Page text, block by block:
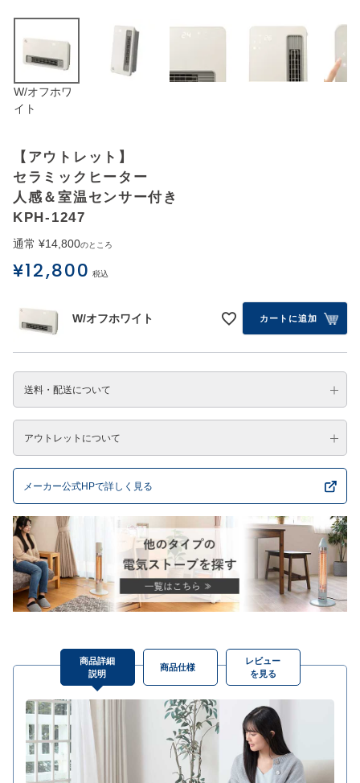
ログイン
お問い合わせ
W/オフホワ
イト
【アウトレット】
セラミックヒーター
人感＆室温センサー付き
KPH-1247
通常 ¥14,800のところ
¥12,800 税込
W/オフホワイト カートに追加
送料・配送について
アウトレットについて
メーカー公式HPで詳しく見る
商品詳細
説明
商品仕様
レビュー
を見る